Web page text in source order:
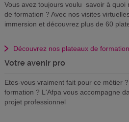
Vous avez toujours voulu savoir à quoi
de formation ? Avec nos visites
immersion et découvrez plus de 60
Découvrez nos plateaux de
Votre avenir pro
Etes-vous vraiment fait pour ce métier
formation ? L'Afpa vous accompagne
projet professionnel